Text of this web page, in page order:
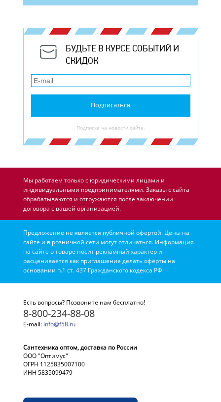
БУДЬТЕ В КУРСЕ СОБЫТИЙ И
СКИДОК
Подписаться
Подписка на новости сайта.
Мы работаем только с юридическими лицами и
индивидуальными предпринимателями. Заказы с сайта
обрабатываются и отгружаются после заключении
договора с вашей организацией.
Предложение не является публичной офертой. Цены на
сайте и в розничной сети могут отличаться. Информация
на сайте о товаре носит рекламный характер и
расценивается как приглашение делать оферты на
основании п.1 ст. 437 Гражданского кодекса РФ.
Есть вопросы? Позвоните нам бесплатно!
8-800-234-88-08
E-mail: info@f58.ru
Сантехника оптом, доставка по России
ООО "Оптимус"
ОГРН 1125835007100
ИНН 5835099479